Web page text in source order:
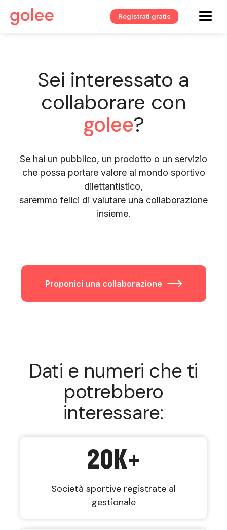
Registrati gratis
Sei interessato a
collaborare con
golee?
Se hai un pubblico, un prodotto o un servizio
che possa portare valore al mondo sportivo
dilettantistico,
saremmo felici di valutare una collaborazione
insieme.
Proponici una collaborazione
Dati e numeri che ti
potrebbero
interessare:
20K+
Società sportive registrate al
gestionale